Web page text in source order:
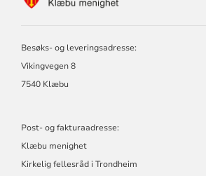
Besøks- og leveringsadresse:
Vikingvegen 8
7540 Klæbu
Post- og fakturaadresse:
Klæbu menighet
Kirkelig fellesråd i Trondheim